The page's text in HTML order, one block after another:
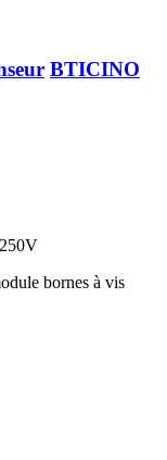
BTICINO
bornes à vis